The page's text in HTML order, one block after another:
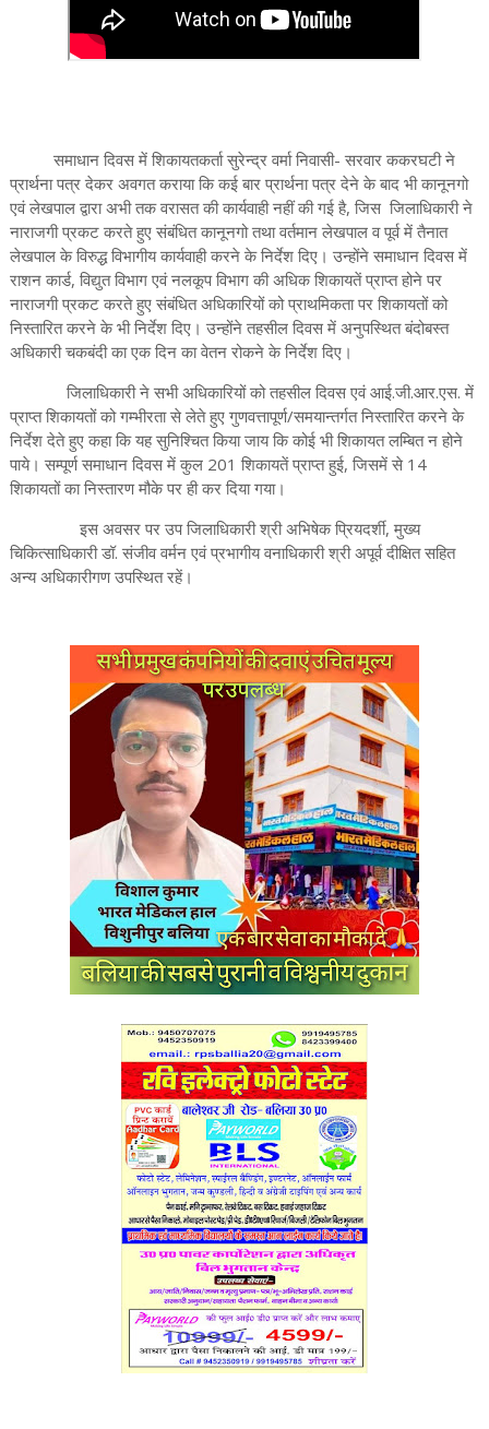
समाधान दिवस में शिकायतकर्ता सुरेन्द्र वर्मा निवासी- सरवार ककरघटी ने
प्रार्थना पत्र देकर अवगत कराया कि कई बार प्रार्थना पत्र देने के बाद भी कानूनगो
एवं लेखपाल द्वारा अभी तक वरासत की कार्यवाही नहीं की गई है, जिस जिलाधिकारी ने
नाराजगी प्रकट करते हुए संबंधित कानूनगो तथा वर्तमान लेखपाल व पूर्व में तैनात
लेखपाल के विरुद्ध विभागीय कार्यवाही करने के निर्देश दिए। उन्होंने समाधान दिवस में
राशन कार्ड, विद्युत विभाग एवं नलकूप विभाग की अधिक शिकायतें प्राप्त होने पर
नाराजगी प्रकट करते हुए संबंधित अधिकारियों को प्राथमिकता पर शिकायतों को
निस्तारित करने के भी निर्देश दिए। उन्होंने तहसील दिवस में अनुपस्थित बंदोबस्त
अधिकारी चकबंदी का एक दिन का वेतन रोकने के निर्देश दिए।
जिलाधिकारी ने सभी अधिकारियों को तहसील दिवस एवं आई.जी.आर.एस. में
प्राप्त शिकायतों को गम्भीरता से लेते हुए गुणवत्तापूर्ण/समयान्तर्गत निस्तारित करने के
निर्देश देते हुए कहा कि यह सुनिश्चित किया जाय कि कोई भी शिकायत लम्बित न होने
पाये। सम्पूर्ण समाधान दिवस में कुल 201 शिकायतें प्राप्त हुई, जिसमें से 14
शिकायतों का निस्तारण मौके पर ही कर दिया गया।
इस अवसर पर उप जिलाधिकारी श्री अभिषेक प्रियदर्शी, मुख्य
चिकित्साधिकारी डॉ. संजीव वर्मन एवं प्रभागीय वनाधिकारी श्री अपूर्व दीक्षित सहित
अन्य अधिकारीगण उपस्थित रहें।